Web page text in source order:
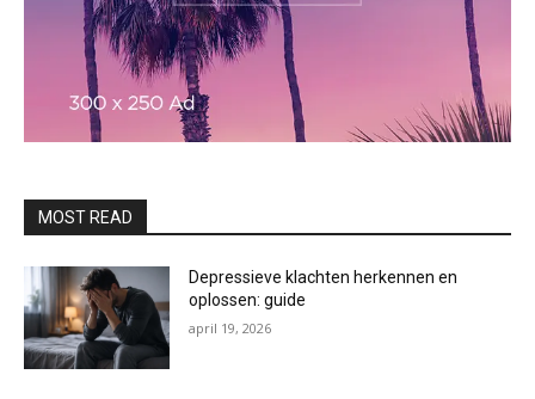
MOST READ
Depressieve klachten herkennen en
oplossen: guide
april 19, 2026